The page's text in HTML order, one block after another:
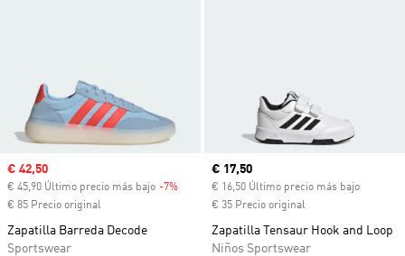
Precio de venta
€ 42,50
€ 45,90 Último precio más bajo -7% Descuento
€ 85 Precio original
Zapatilla Barreda Decode
Sportswear
Precio actual
€ 17,50
€ 16,50 Último precio más bajo
€ 35 Precio original
Zapatilla Tensaur Hook and Loop
Niños Sportswear